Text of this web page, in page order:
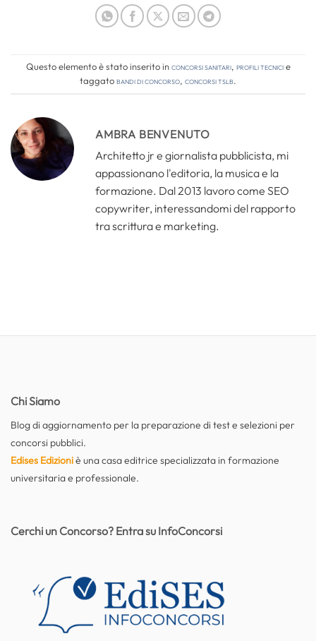
Questo elemento è stato inserito inConcorsi Sanitari, Profili tecnicie
taggatobandi di concorso, concorsi tslb.
AMBRA BENVENUTO
Architetto jr e giornalista pubblicista, mi
appassionano l'editoria, la musica e la
formazione. Dal 2013 lavoro come SEO
copywriter, interessandomi del rapporto
tra scrittura e marketing.
Chi Siamo
Blog di aggiornamento per la preparazione di test e selezioni per
concorsi pubblici.
Edises Edizioniè una casa editrice specializzata in formazione
universitaria e professionale.
Cerchi un Concorso? Entra su InfoConcorsi